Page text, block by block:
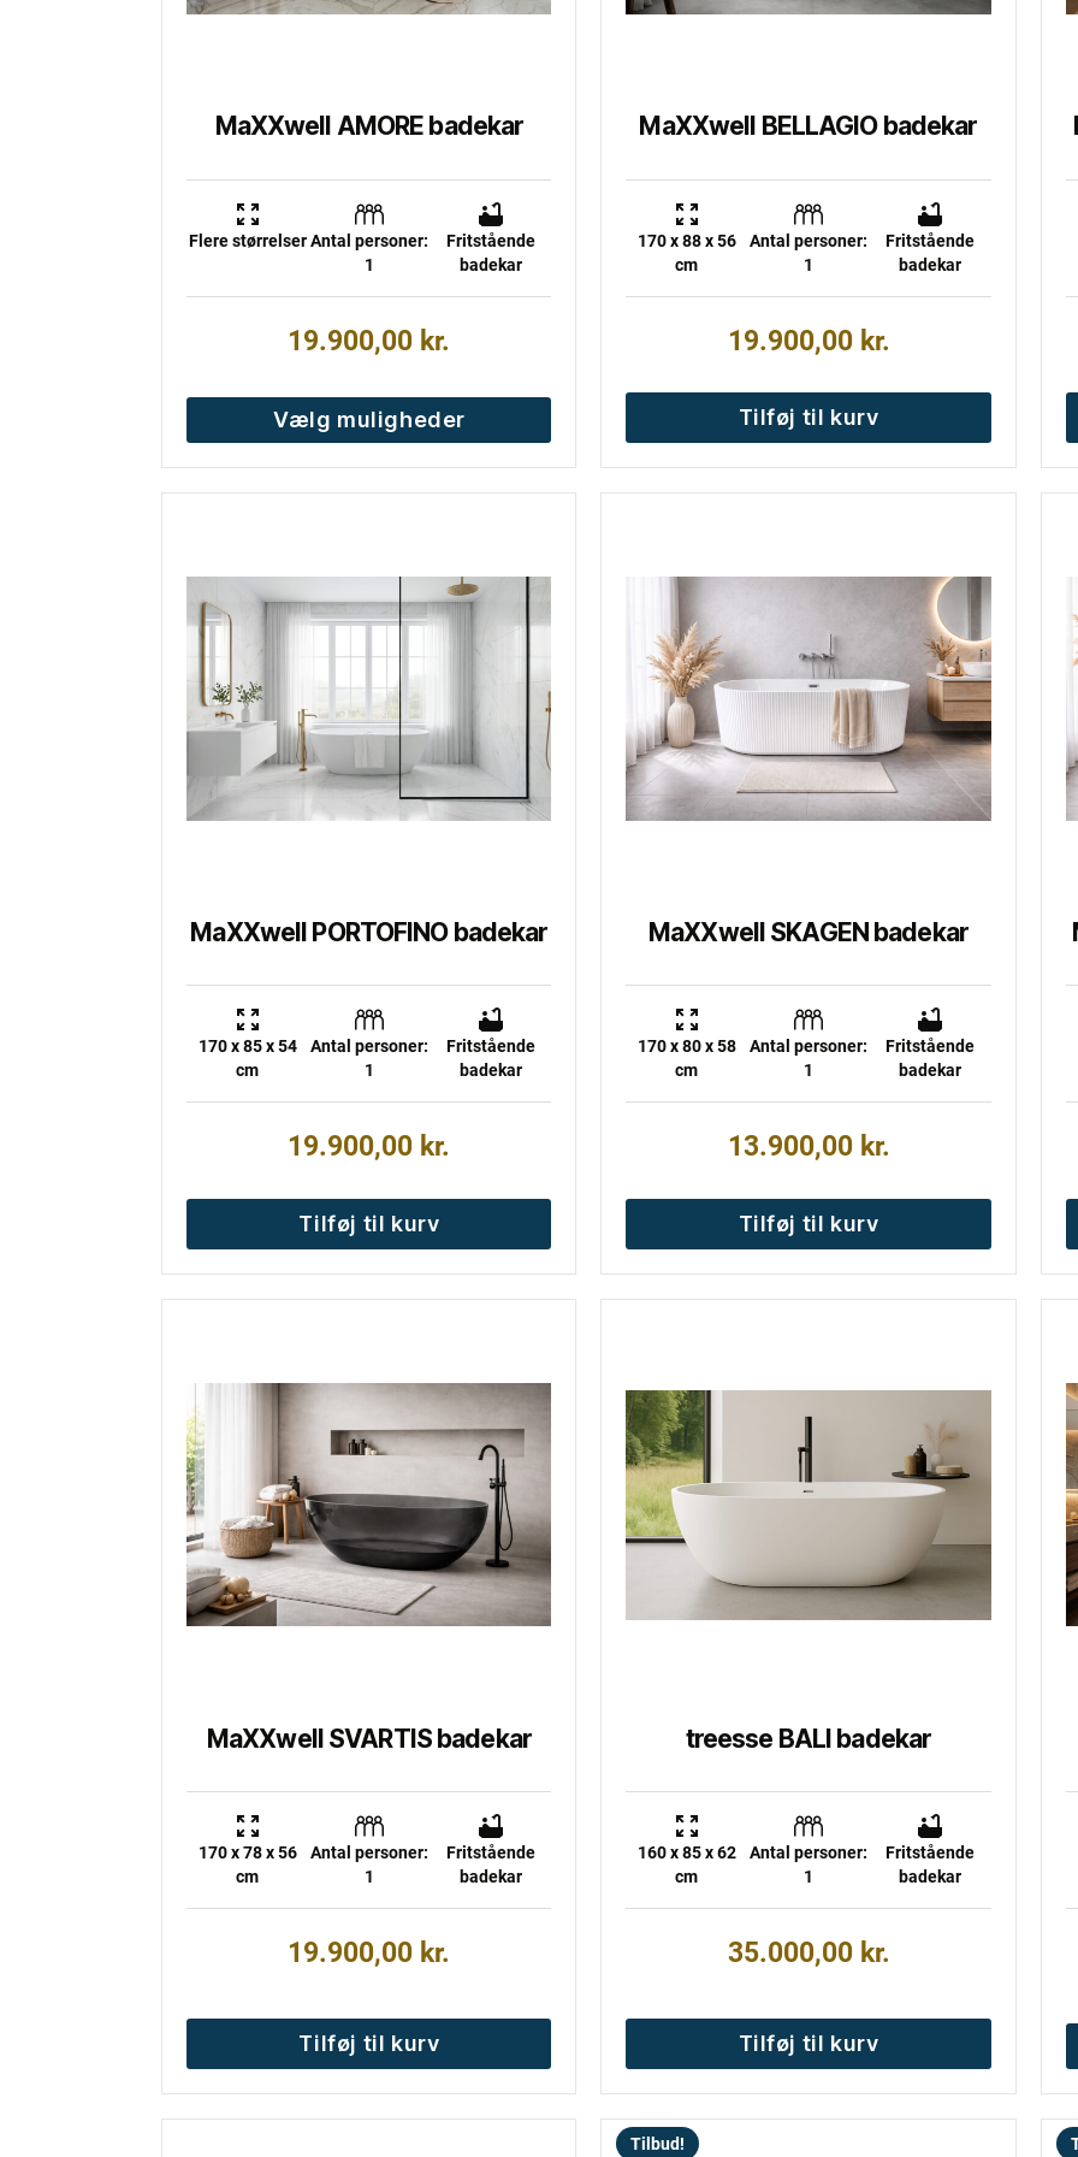
MaXXwell AMORE badekar
Flere størrelserAntal personer:
1
Fritstående
badekar
19.900,00 kr.
Vælg muligheder
på
MaXXwell BELLAGIO badekar
170 x 88 x 56
cm
Antal personer:
1
Fritstående
badekar
19.900,00 kr.
Tilføj til kurv
MaXXwell PORTOFINO badekar
170 x 85 x 54
cm
Antal personer:
1
Fritstående
badekar
19.900,00 kr.
Tilføj til kurv
MaXXwell SKAGEN badekar
170 x 80 x 58
cm
Antal personer:
1
Fritstående
badekar
13.900,00 kr.
Tilføj til kurv
MaXXwell SVARTIS badekar
170 x 78 x 56
cm
Antal personer:
1
Fritstående
badekar
19.900,00 kr.
Tilføj til kurv
treesse BALI badekar
160 x 85 x 62
cm
Antal personer:
1
Fritstående
badekar
35.000,00 kr.
Tilføj til kurv
Tilbud!